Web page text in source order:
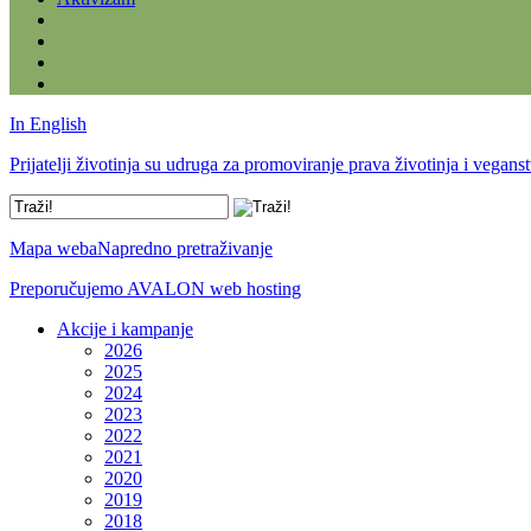
In English
Prijatelji životinja su udruga za promoviranje prava životinja i
Mapa webaNapredno pretraživanje
Preporučujemo AVALON web hosting
Akcije i kampanje
2026
2025
2024
2023
2022
2021
2020
2019
2018